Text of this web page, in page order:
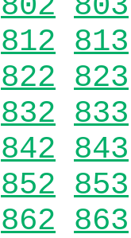
812 813
822 823
832 833
842 843
852 853
862 863